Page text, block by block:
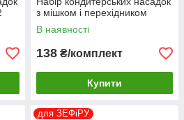
з мішком і перехідником
В наявності
138 ₴/комплект
Купити
для ЗЕФіРУ